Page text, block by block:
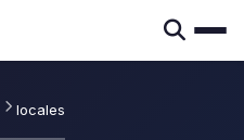
locales